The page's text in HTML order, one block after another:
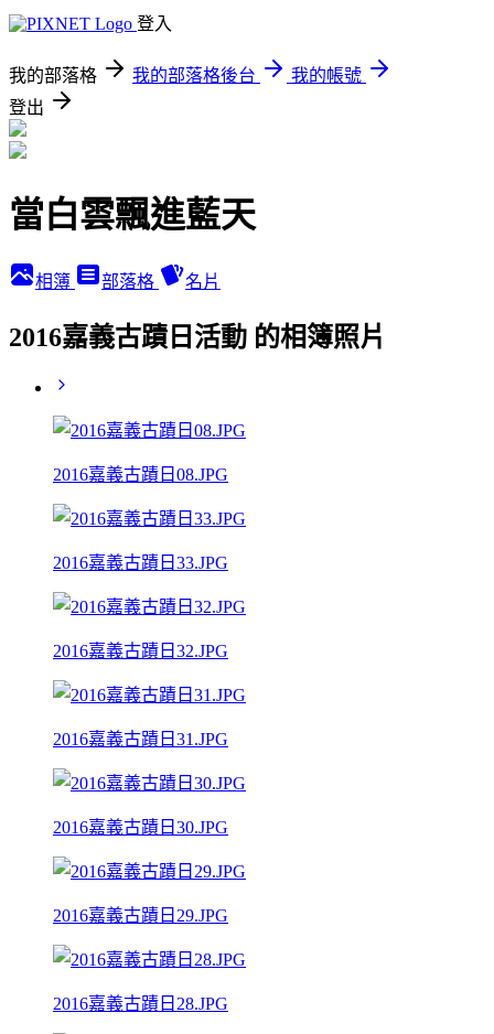
登入
我的部落格 我的部落格後台
我的帳號
登出
當白雲飄進藍天
相簿 部落格 名片
2016嘉義古蹟日活動 的相簿照片
2016嘉義古蹟日08.JPG
2016嘉義古蹟日33.JPG
2016嘉義古蹟日32.JPG
2016嘉義古蹟日31.JPG
2016嘉義古蹟日30.JPG
2016嘉義古蹟日29.JPG
2016嘉義古蹟日28.JPG